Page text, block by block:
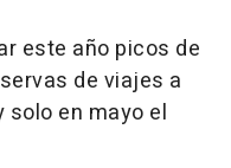
este año picos de
de viajes a
solo en mayo el